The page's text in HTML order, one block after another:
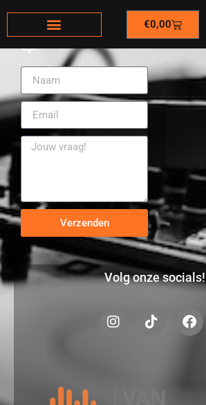
€0,00
Neem contact met ons
op!
Verzenden
Volg onze socials!